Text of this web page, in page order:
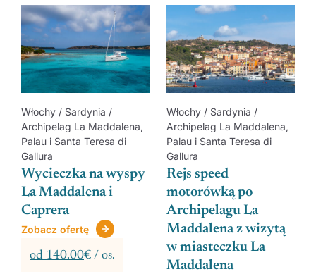
Włochy / Sardynia /
Archipelag La Maddalena,
Palau i Santa Teresa di
Gallura
Wycieczka na wyspy
La Maddalena i
Caprera
Zobacz ofertę
od 140.00€ / os.
Włochy / Sardynia /
Archipelag La Maddalena,
Palau i Santa Teresa di
Gallura
Rejs speed
motorówką po
Archipelagu La
Maddalena z wizytą
w miasteczku La
Maddalena
Zobacz regiony